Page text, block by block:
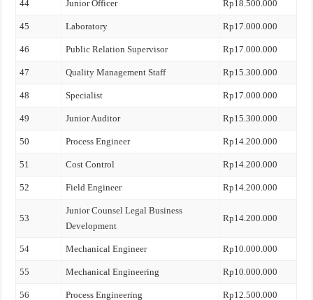
44 Junior Officer Rp18.500.000
45 Laboratory Rp17.000.000
46 Public Relation Supervisor Rp17.000.000
47 Quality Management Staff Rp15.300.000
48 Specialist Rp17.000.000
49 Junior Auditor Rp15.300.000
50 Process Engineer Rp14.200.000
51 Cost Control Rp14.200.000
52 Field Engineer Rp14.200.000
53
Junior Counsel Legal Business
Development
Rp14.200.000
54 Mechanical Engineer Rp10.000.000
55 Mechanical Engineering Rp10.000.000
56 Process Engineering Rp12.500.000